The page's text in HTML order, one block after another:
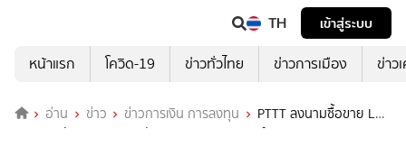
TH
เข้าสู่ระบบ
หน้าแรก
โควิด-19 ข่าวทั่วไทย ข่าวการเมือง ข่าว
อ่าน ข่าว ข่าวการเงิน การลงทุน
PTTT ลงนามซื้อขาย LNG
ระยะยาว กับ BLNG เสริมพันธมิตรเชิงยุทธศาสตร์